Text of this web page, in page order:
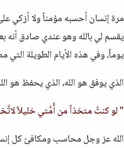
مرة إنسان أحسبه مؤمناً ولا أزكي
يقسم لي بالله وهو عندي صادق أنه
يوماً، وفي هذه الأيام الطويلة
الذي يوفق هو الله، الذي يحفظ هو
" لو كنتُ متخذاً من أُمَّتي خليلاً
الله عز وجل محاسب ومكافئ كل